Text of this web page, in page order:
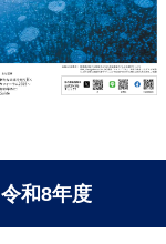
令和8年度